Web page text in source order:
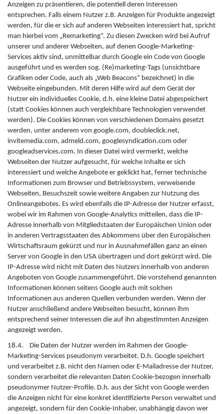
Anzeigen zu präsentieren, die potentiell deren Interessen
entsprechen. Falls einem Nutzer z.B. Anzeigen für Produkte angezeigt
werden, für die er sich auf anderen Webseiten interessiert hat, spricht
man hierbei vom „Remarketing“. Zu diesen Zwecken wird bei Aufruf
unserer und anderer Webseiten, auf denen Google-Marketing-
Services aktiv sind, unmittelbar durch Google ein Code von Google
ausgeführt und es werden sog. (Re)marketing-Tags (unsichtbare
Grafiken oder Code, auch als „Web Beacons“ bezeichnet) in die
Webseite eingebunden. Mit deren Hilfe wird auf dem Gerät der
Nutzer ein individuelles Cookie, d.h. eine kleine Datei abgespeichert
(statt Cookies können auch vergleichbare Technologien verwendet
werden). Die Cookies können von verschiedenen Domains gesetzt
werden, unter anderem von google.com, doubleclick.net,
invitemedia.com, admeld.com, googlesyndication.com oder
googleadservices.com. In dieser Datei wird vermerkt, welche
Webseiten der Nutzer aufgesucht, für welche Inhalte er sich
interessiert und welche Angebote er geklickt hat, ferner technische
Informationen zum Browser und Betriebssystem, verweisende
Webseiten, Besuchszeit sowie weitere Angaben zur Nutzung des
Onlineangebotes. Es wird ebenfalls die IP-Adresse der Nutzer erfasst,
wobei wir im Rahmen von Google-Analytics mitteilen, dass die IP-
Adresse innerhalb von Mitgliedstaaten der Europäischen Union oder
in anderen Vertragsstaaten des Abkommens über den Europäischen
Wirtschaftsraum gekürzt und nur in Ausnahmefällen ganz an einen
Server von Google in den USA übertragen und dort gekürzt wird. Die
IP-Adresse wird nicht mit Daten des Nutzers innerhalb von anderen
Angeboten von Google zusammengeführt. Die vorstehend genannten
Informationen können seitens Google auch mit solchen
Informationen aus anderen Quellen verbunden werden. Wenn der
Nutzer anschließend andere Webseiten besucht, können ihm
entsprechend seiner Interessen die auf ihn abgestimmten Anzeigen
angezeigt werden.
18.4. Die Daten der Nutzer werden im Rahmen der Google-
Marketing-Services pseudonym verarbeitet. D.h. Google speichert
und verarbeitet z.B. nicht den Namen oder E-Mailadresse der Nutzer,
sondern verarbeitet die relevanten Daten Cookie-bezogen innerhalb
pseudonymer Nutzer-Profile. D.h. aus der Sicht von Google werden
die Anzeigen nicht für eine konkret identifizierte Person verwaltet und
angezeigt, sondern für den Cookie-Inhaber, unabhängig davon wer